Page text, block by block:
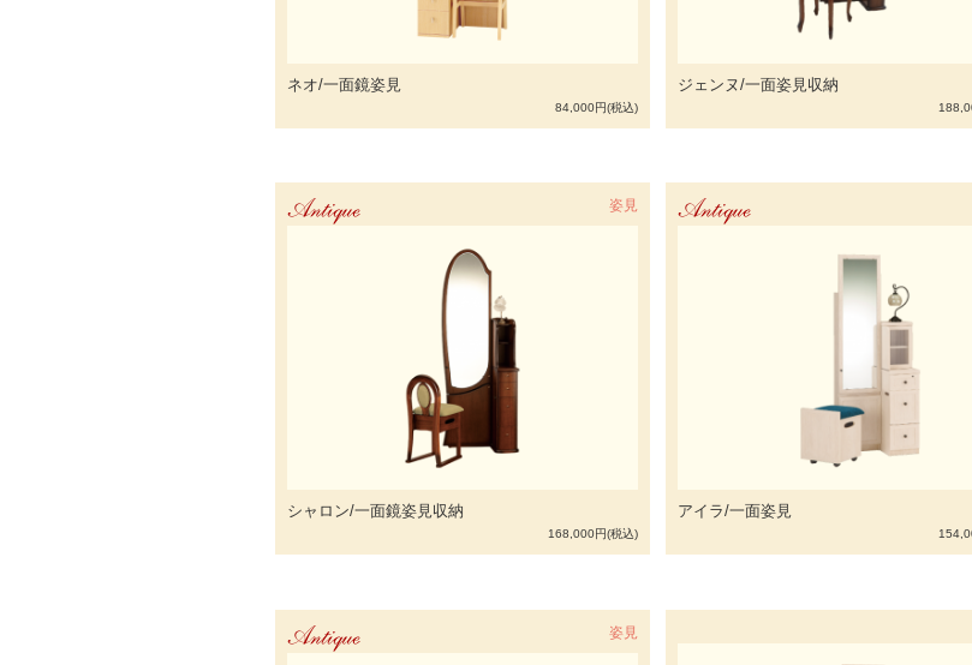
ネオ/一面鏡姿見
84,000円(税込)
ジェンヌ/一面姿見収納
姿見
シャロン/一面鏡姿見収納
168,000円(税込)
アイラ/一面姿見
姿見